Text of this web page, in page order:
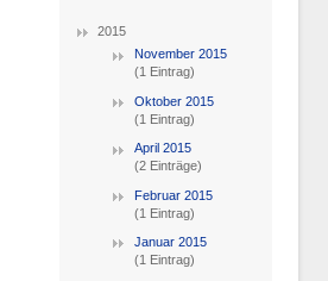
2015
November 2015
(1 Eintrag)
Oktober 2015
(1 Eintrag)
April 2015
(2 Einträge)
Februar 2015
(1 Eintrag)
Januar 2015
(1 Eintrag)